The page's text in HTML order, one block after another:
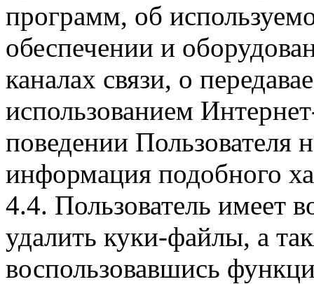
программ, об
обеспечении и
каналах связи, о
использованием
поведении Пользователя
информация подобного
4.4. Пользователь имеет
удалить куки-файлы, а
воспользовавшись